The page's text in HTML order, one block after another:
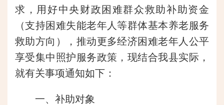
求，用好中央财政困难群众救助补助资金
（支持困难失能老年人等群体基本养老服务
救助方向），推动更多经济困难老年人公平
享受集中照护服务政策，现结合我县实际，
就有关事项通知如下：
一、补助对象